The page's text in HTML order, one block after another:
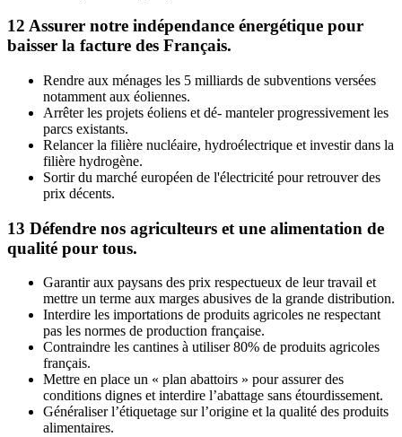
12 Assurer notre indépendance énergétique pour
baisser la facture des Français.
Rendre aux ménages les 5 milliards de subventions versées
notamment aux éoliennes.
Arrêter les projets éoliens et dé- manteler progressivement les
parcs existants.
Relancer la filière nucléaire, hydroélectrique et investir dans la
filière hydrogène.
Sortir du marché européen de l'électricité pour retrouver des
prix décents.
13 Défendre nos agriculteurs et une alimentation de
qualité pour tous.
Garantir aux paysans des prix respectueux de leur travail et
mettre un terme aux marges abusives de la grande distribution.
Interdire les importations de produits agricoles ne respectant
pas les normes de production française.
Contraindre les cantines à utiliser 80% de produits agricoles
français.
Mettre en place un « plan abattoirs » pour assurer des
conditions dignes et interdire l’abattage sans étourdissement.
Généraliser l’étiquetage sur l’origine et la qualité des produits
alimentaires.